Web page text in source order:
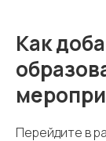
Как
Перейдите в